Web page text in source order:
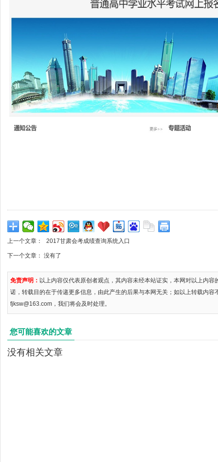
上一个文章： 2017甘肃会考成绩查询系统入口
下一个文章： 没有了
免责声明： 以上内容仅代表原创者观点，其内容未经本站证实，本网对以上内
诺，转载目的在于传递更多信息，由此产生的后果与本网无关；如以上转载内容
fjksw@163.com，我们将会及时处理。
您可能喜欢的文章
没有相关文章